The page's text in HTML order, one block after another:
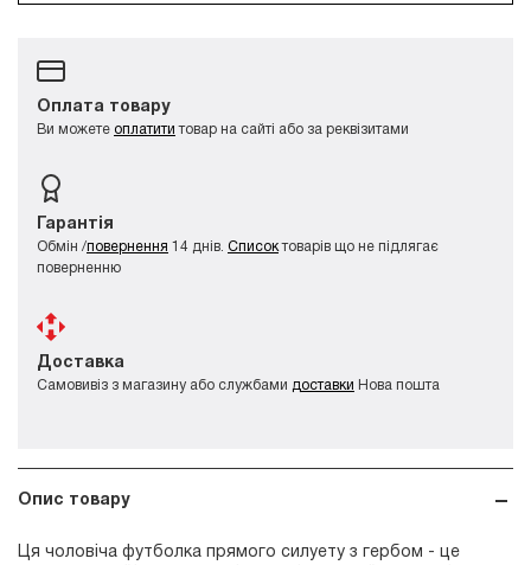
Оплата товару
Ви можете оплатити товар на сайті або за реквізитами
Гарантія
Обмін /повернення 14 днів. Списоктоварів що не підлягає
поверненню
Доставка
Самовивіз з магазину або службами доставки Нова пошта
Опис товару
Ця чоловіча футболка прямого силуету з гербом - це